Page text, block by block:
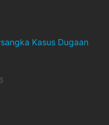
Kasus Dugaan